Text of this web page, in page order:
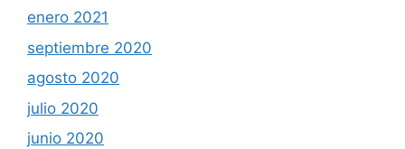
enero 2021
septiembre 2020
agosto 2020
julio 2020
junio 2020